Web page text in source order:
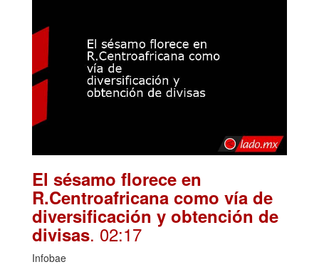
El sésamo florece en
R.Centroafricana como vía de
diversificación y obtención de
divisas. 02:17
Infobae